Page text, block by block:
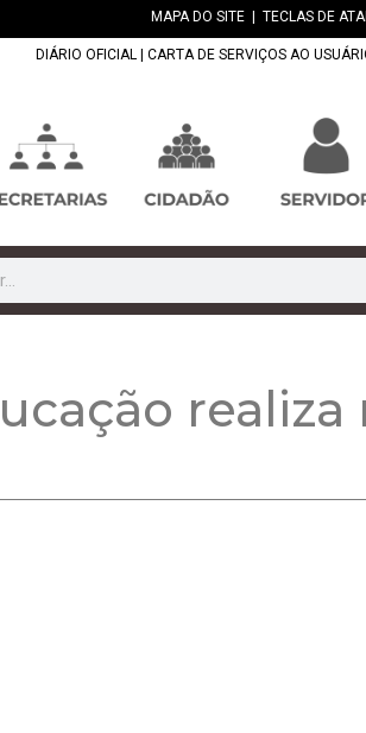
MAPA DO SITE TECLAS DE
DIÁRIO OFICIAL CARTA DE SERVIÇOS AO